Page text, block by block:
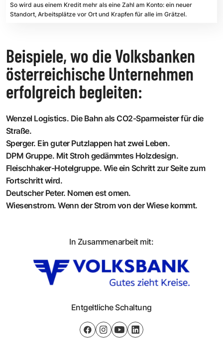
So wird aus einem Kredit mehr als eine Zahl am Konto: ein neuer
Standort, Arbeitsplätze vor Ort und Krapfen für alle im Grätzel.
Beispiele, wo die Volksbanken
österreichische Unternehmen
erfolgreich begleiten:
Wenzel Logistics. Die Bahn als CO2-Sparmeister für die
Straße.
Sperger. Ein guter Putzlappen hat zwei Leben.
DPM Gruppe. Mit Stroh gedämmtes Holzdesign.
Fleischhaker-Hotelgruppe. Wie ein Schritt zur Seite zum
Fortschritt wird.
Deutscher Peter. Nomen est omen.
Wiesenstrom.Wenn der Strom von der Wiese kommt.
In Zusammenarbeit mit:
Entgeltliche Schaltung